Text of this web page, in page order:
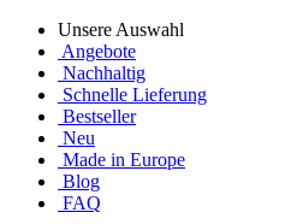
Unsere Auswahl
Angebote
Nachhaltig
Schnelle Lieferung
Bestseller
Neu
Made in Europe
Blog
FAQ